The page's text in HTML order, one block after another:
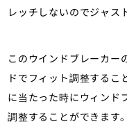
レッチしないのでジャス
このウインドブレーカー
ドでフィット調整するこ
に当たった時にウィンド
調整することができます